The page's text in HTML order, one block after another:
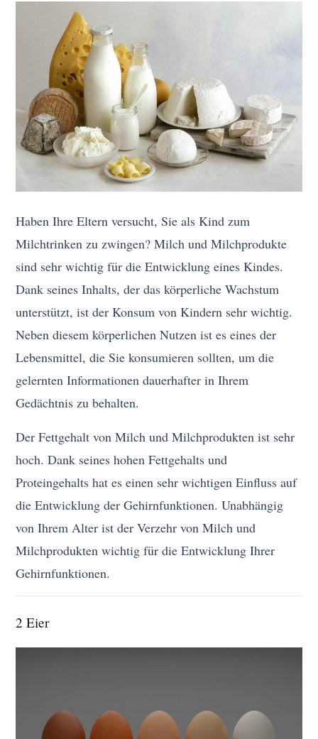
Haben Ihre Eltern versucht, Sie als Kind zum
Milchtrinken zu zwingen? Milch und Milchprodukte
sind sehr wichtig für die Entwicklung eines Kindes.
Dank seines Inhalts, der das körperliche Wachstum
unterstützt, ist der Konsum von Kindern sehr wichtig.
Neben diesem körperlichen Nutzen ist es eines der
Lebensmittel, die Sie konsumieren sollten, um die
gelernten Informationen dauerhafter in Ihrem
Gedächtnis zu behalten.
Der Fettgehalt von Milch und Milchprodukten ist sehr
hoch. Dank seines hohen Fettgehalts und
Proteingehalts hat es einen sehr wichtigen Einfluss auf
die Entwicklung der Gehirnfunktionen. Unabhängig
von Ihrem Alter ist der Verzehr von Milch und
Milchprodukten wichtig für die Entwicklung Ihrer
Gehirnfunktionen.
2 Eier